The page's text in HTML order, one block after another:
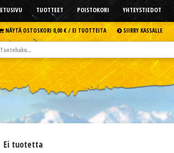
ETUSIVU TUOTTEET POISTOKORI YHTEYSTIEDOT
NÄYTÄ OSTOSKORI 0,00 € /EI TUOTTEITA SIIRRY KASSALLE
Ei tuotetta